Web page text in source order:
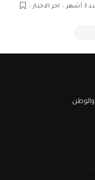
أشهر اخر الاخبار
والوطن